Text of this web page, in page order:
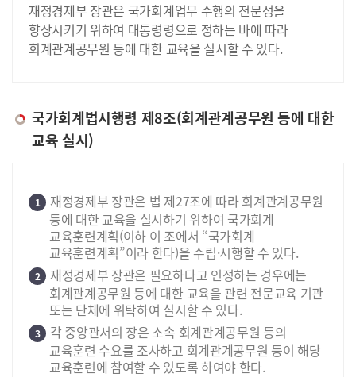
재정경제부 장관은 국가회계업무 수행의 전문성을
향상시키기 위하여 대통령령으로 정하는 바에 따라
회계관계공무원 등에 대한 교육을 실시할 수 있다.
국가회계법시행령 제8조(회계관계공무원 등에 대한
교육 실시)
1
재정경제부 장관은 법 제27조에 따라 회계관계공무원
등에 대한 교육을 실시하기 위하여 국가회계
교육훈련계획(이하 이 조에서 “국가회계
교육훈련계획”이라 한다)을 수립·시행할 수 있다.
2
재정경제부 장관은 필요하다고 인정하는 경우에는
회계관계공무원 등에 대한 교육을 관련 전문교육 기관
또는 단체에 위탁하여 실시할 수 있다.
3
각 중앙관서의 장은 소속 회계관계공무원 등의
교육훈련 수요를 조사하고 회계관계공무원 등이 해당
교육훈련에 참여할 수 있도록 하여야 한다.